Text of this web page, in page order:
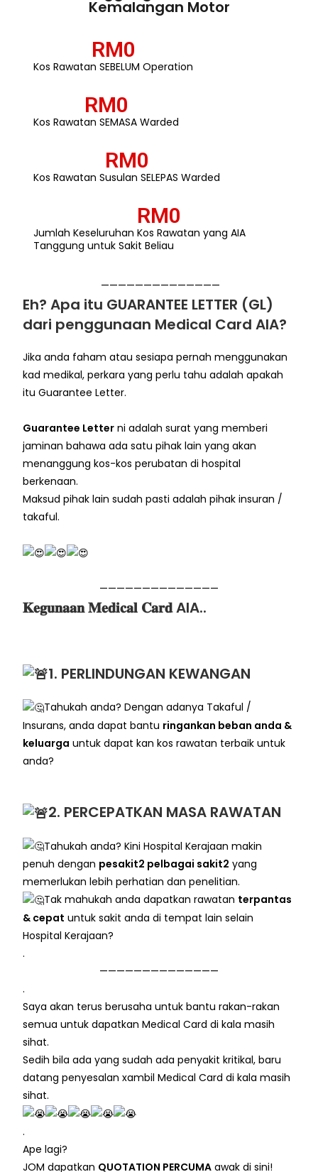
Kemalangan Motor
Kos Rawatan SEBELUM Operation
RM0
Kos Rawatan SEMASA Warded
RM0
Kos Rawatan Susulan SELEPAS Warded
RM0
Jumlah Keseluruhan Kos Rawatan yang AIA
Tanggung untuk Sakit Beliau
RM0
——————————————
Eh? Apa itu GUARANTEE LETTER (GL)
dari penggunaan Medical Card AIA?
Jika anda faham atau sesiapa pernah menggunakan
kad medikal, perkara yang perlu tahu adalah apakah
itu Guarantee Letter.
Guarantee Letter ni adalah surat yang memberi
jaminan bahawa ada satu pihak lain yang akan
menanggung kos-kos perubatan di hospital
berkenaan.
Maksud pihak lain sudah pasti adalah pihak insuran /
takaful.
——————————————
𝐊𝐞𝐠𝐮𝐧𝐚𝐚𝐧 𝐌𝐞𝐝𝐢𝐜𝐚𝐥 𝐂𝐚𝐫𝐝 AIA..
1. PERLINDUNGAN KEWANGAN
Tahukah anda? Dengan adanya Takaful /
Insurans, anda dapat bantu ringankan beban anda &
keluarga untuk dapat kan kos rawatan terbaik untuk
anda?
2. PERCEPATKAN MASA RAWATAN
Tahukah anda? Kini Hospital Kerajaan makin
penuh dengan pesakit2 pelbagai sakit2 yang
memerlukan lebih perhatian dan penelitian.
Tak mahukah anda dapatkan rawatan terpantas
& cepat untuk sakit anda di tempat lain selain
Hospital Kerajaan?
.
——————————————
.
Saya akan terus berusaha untuk bantu rakan-rakan
semua untuk dapatkan Medical Card di kala masih
sihat.
Sedih bila ada yang sudah ada penyakit kritikal, baru
datang penyesalan xambil Medical Card di kala masih
sihat.
.
Ape lagi?
JOM dapatkan QUOTATION PERCUMA awak di sini!